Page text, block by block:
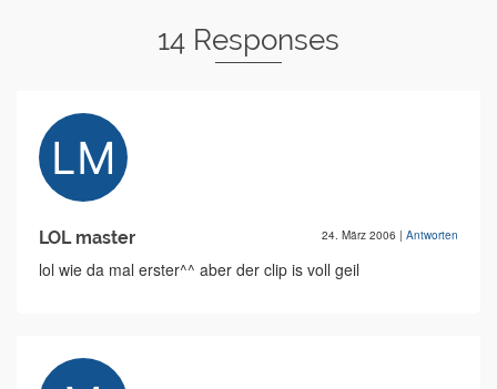
14 Responses
LOL master 24. März 2006 | Antworten
lol wie da mal erster^^ aber der clip is voll geil